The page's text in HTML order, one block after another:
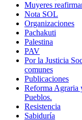
Muyeres
Nota SOL
Organizaciones
Pachakuti
Palestina
PAV
Por la Justicia
comunes
Publicaciones
Reforma Agraria
Pueblos.
Resistencia
Sabiduría